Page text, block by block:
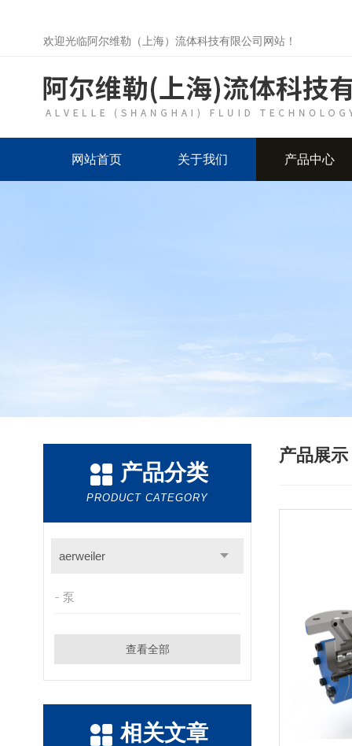
欢迎光临阿尔维勒（上海）流体科技有限公司网站！
网站首页 关于我们 产品中心
产品分类
PRODUCT CATEGORY
aerweiler
泵
查看全部
相关文章
产品展示